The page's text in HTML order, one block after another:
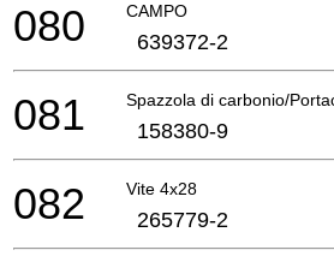
CAMPO
080 639372-2
Spazzola di carbonio/
081 158380-9
Vite 4x28
082 265779-2